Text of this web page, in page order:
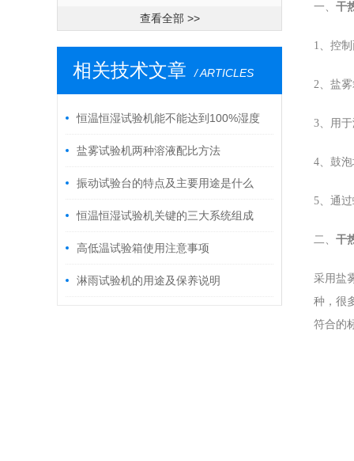
查看全部 >>
相关技术文章 / ARTICLES
恒温恒湿试验机能不能达到100%湿度
盐雾试验机两种溶液配比方法
振动试验台的特点及主要用途是什么
恒温恒湿试验机关键的三大系统组成
高低温试验箱使用注意事项
淋雨试验机的用途及保养说明
一、 干
1、控
2、盐
3、用
4、鼓
5、通
二、 干
采用盐
种，很
符合的